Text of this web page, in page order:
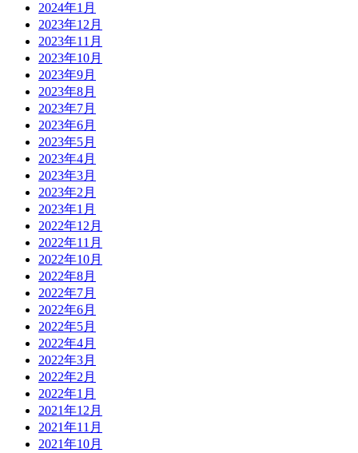
2024年1月
2023年12月
2023年11月
2023年10月
2023年9月
2023年8月
2023年7月
2023年6月
2023年5月
2023年4月
2023年3月
2023年2月
2023年1月
2022年12月
2022年11月
2022年10月
2022年8月
2022年7月
2022年6月
2022年5月
2022年4月
2022年3月
2022年2月
2022年1月
2021年12月
2021年11月
2021年10月